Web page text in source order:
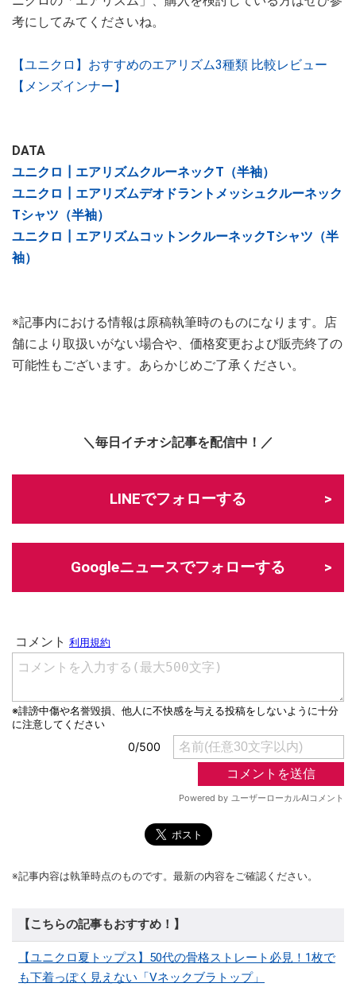
考にしてみてくださいね。
【ユニクロ】おすすめのエアリズム3種類 比較レビュー
【メンズインナー】
DATA
ユニクロ┃エアリズムクルーネックT（半袖）
ユニクロ┃エアリズムデオドラントメッシュクルーネック
Tシャツ（半袖）
ユニクロ┃エアリズムコットンクルーネックTシャツ（半
袖）
※記事内における情報は原稿執筆時のものになります。店
舗により取扱いがない場合や、価格変更および販売終了の
可能性もございます。あらかじめご了承ください。
＼毎日イチオシ記事を配信中！／
LINEでフォローする
Googleニュースでフォローする
※記事内容は執筆時点のものです。最新の内容をご確認ください。
【こちらの記事もおすすめ！】
【ユニクロ夏トップス】50代の骨格ストレート必見！1枚で
も下着っぽく見えない「Vネックブラトップ」